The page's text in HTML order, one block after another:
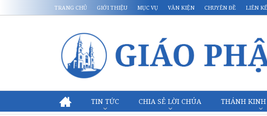
TRANG CHỦ GIỚI THIỆU MỤC VỤ VĂN KIỆN CHUYÊN ĐỀ LIÊN
TIN TỨC CHIA SẺ LỜI CHÚA THÁNH KINH